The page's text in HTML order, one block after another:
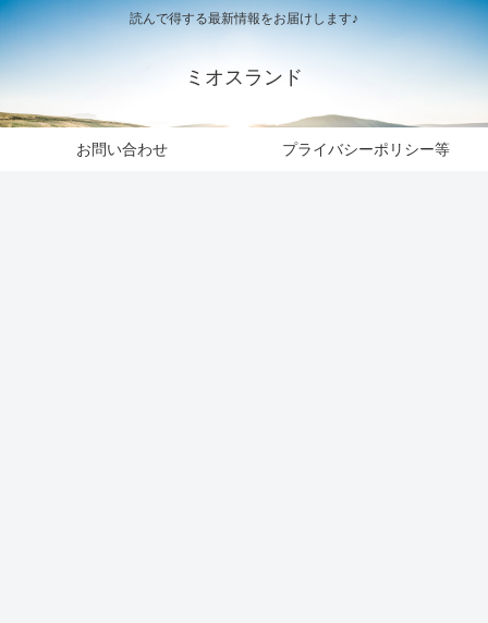
読んで得する最新情報をお届けします♪
ミオスランド
お問い合わせ プライバシーポリシー等